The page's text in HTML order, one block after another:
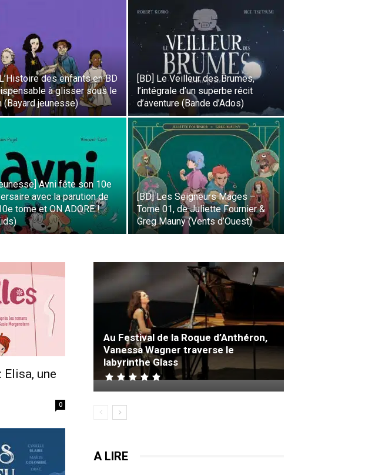
des enfants en BD
à glisser sous le
(Bayard jeunesse)
[BD] Le Veilleur des Brumes,
l’intégrale d’un superbe récit
d’aventure (Bande d’Ados)
Avni fête son 10e
avec la parution de
tome et ON ADORE !
[BD] Les Seigneurs Mages –
Tome 01, de Juliette Fournier &
Greg Mauny (Vents d’Ouest)
Elisa, une
0
Au Festival de la Roque d’Anthéron,
Vanessa Wagner traverse le
labyrinthe Glass
A LIRE